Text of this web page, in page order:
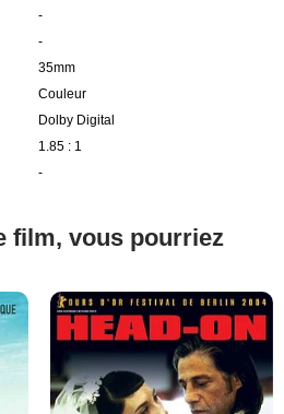
-
-
35mm
Couleur
Dolby Digital
1.85 : 1
-
film, vous pourriez